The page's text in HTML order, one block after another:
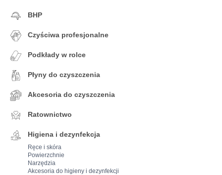
BHP
Czyściwa profesjonalne
Podkłady w rolce
Płyny do czyszczenia
Akcesoria do czyszczenia
Ratownictwo
Higiena i dezynfekcja
Ręce i skóra
Powierzchnie
Narzędzia
Akcesoria do higieny i dezynfekcji